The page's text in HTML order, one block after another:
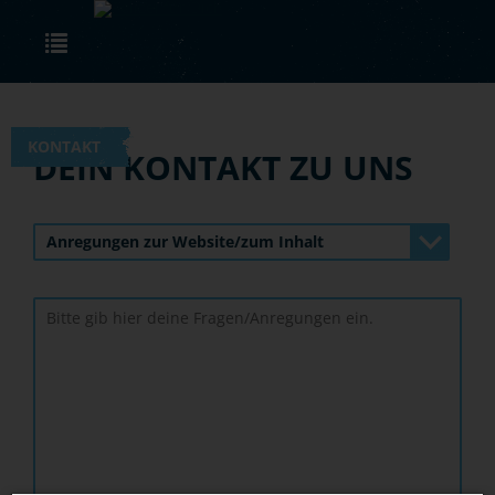
Skip to main content
KONTAKT
DEIN KONTAKT ZU UNS
Anregungen zur Website/zum Inhalt